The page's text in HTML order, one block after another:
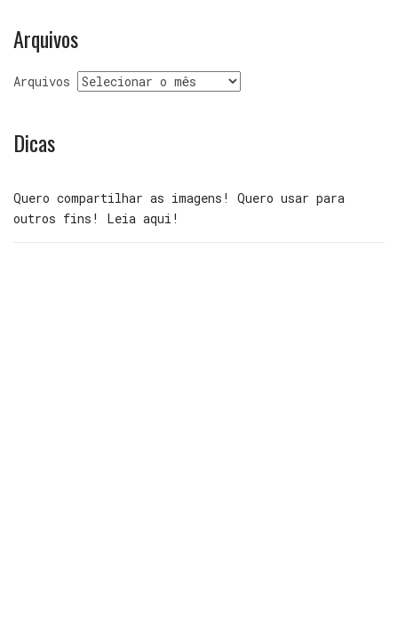
Arquivos
Arquivos
Dicas
Quero compartilhar as imagens! Quero usar para
outros fins! Leia aqui!